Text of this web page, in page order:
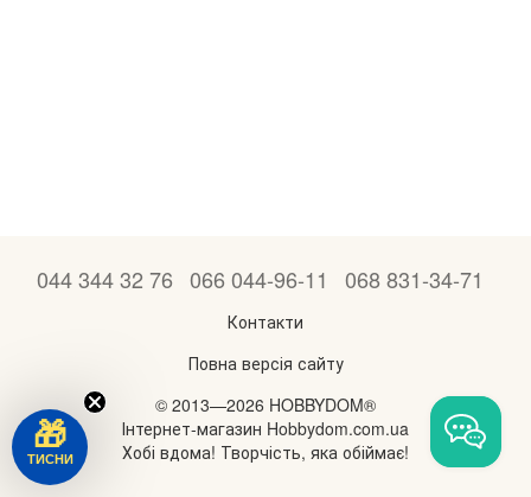
044 344 32 76 066 044-96-11 068 831-34-71
Контакти
Повна версія сайту
© 2013—2026 HOBBYDOM®
Інтернет-магазин Hobbydom.com.ua
Хобі вдома! Творчість, яка обіймає!
🎁
ТИСНИ